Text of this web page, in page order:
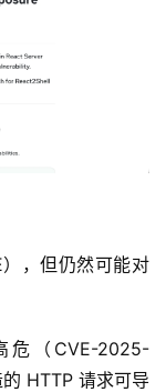
，但仍然可能对
（CVE-2025-
HTTP 请求可导